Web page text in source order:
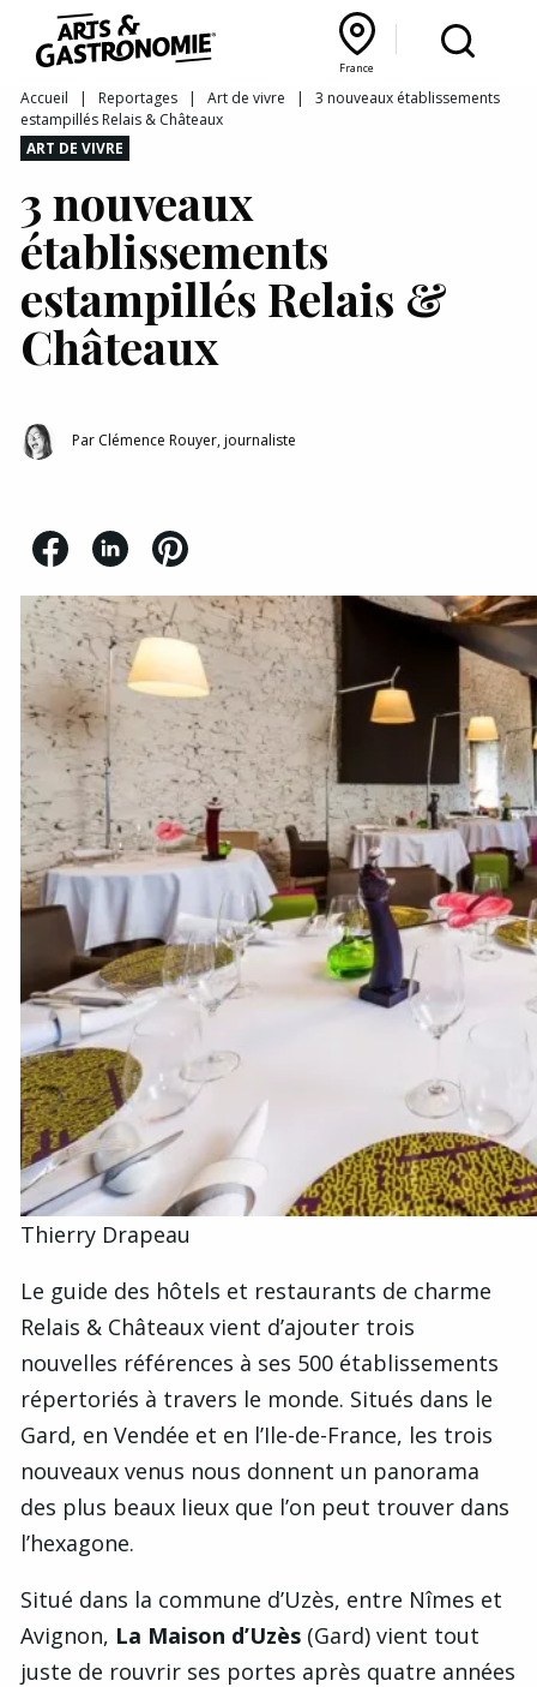
France
Recettes
Reportages
Actualités
Interviews
Bourgogne Franche‑Comté
France
Lyon Rhône‑Alpes
Accueil | Reportages | Art de vivre | 3 nouveaux établissements
estampillés Relais & Châteaux
ART DE VIVRE
3 nouveaux
établissements
estampillés Relais &
Châteaux
Par Clémence Rouyer, journaliste
Thierry Drapeau
Le guide des hôtels et restaurants de charme
Relais & Châteaux vient d’ajouter trois
nouvelles références à ses 500 établissements
répertoriés à travers le monde. Situés dans le
Gard, en Vendée et en l’Ile-de-France, les trois
nouveaux venus nous donnent un panorama
des plus beaux lieux que l’on peut trouver dans
l’hexagone.
Situé dans la commune d’Uzès, entre Nîmes et
Avignon, La Maison d’Uzès (Gard) vient tout
juste de rouvrir ses portes après quatre années